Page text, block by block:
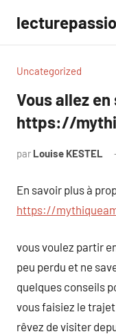
contenu
Uncategorized
Vous allez
https://
par Louise KESTEL
En savoir plus à
https://
vous voulez partir
peu perdu et ne
quelques conseils
vous faisiez le trajet
rêvez de visiter